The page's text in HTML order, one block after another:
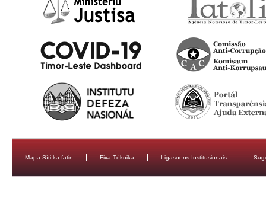
Mapa Síti ka fatin Fixa Téknika Ligasoens Institusionais